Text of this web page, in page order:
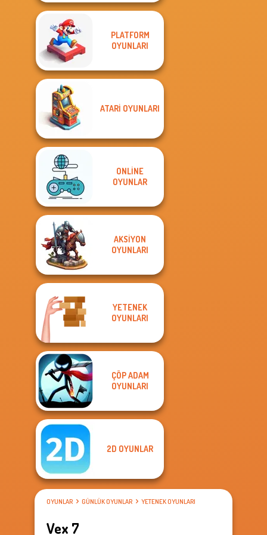
PLATFORM
OYUNLARI
ATARI OYUNLARI
ONLINE
OYUNLAR
AKSIYON
OYUNLARI
YETENEK
OYUNLARI
ÇÖP ADAM
OYUNLARI
2D OYUNLAR
OYUNLAR GÜNLÜK OYUNLAR YETENEK OYUNLARI
Vex 7